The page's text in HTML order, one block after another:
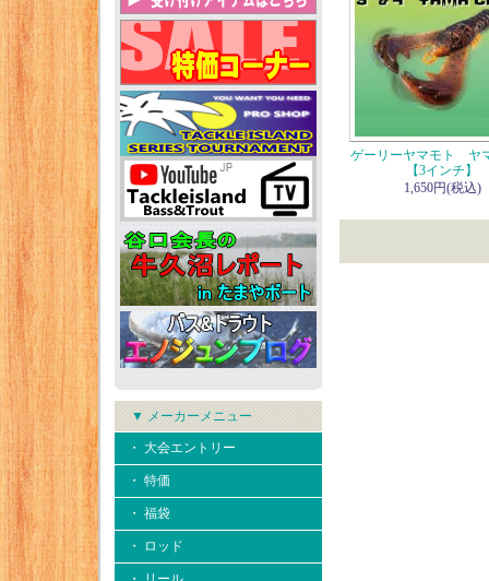
▼ メーカーメニュー
・ 大会エントリー
・ 特価
・ 福袋
・ ロッド
ゲーリーヤマモト ヤ
【3インチ】
1,650円(税込)